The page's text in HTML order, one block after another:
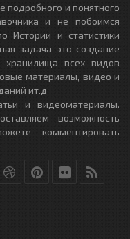
подробного и понятного
и не побоимся
Истории и статистики
задача это создание
хранилища всех видов
материалы, видео и
ит.д
и видеоматериалы.
возможность
комментировать